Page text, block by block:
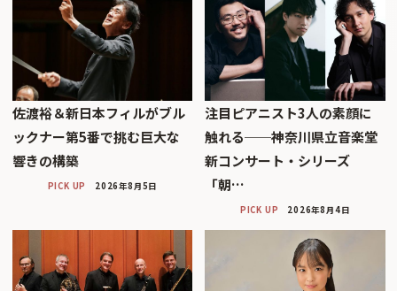
佐渡裕＆新日本フィルがブル
ックナー第5番で挑む巨大な
響きの構築
PICK UP 2026年8月5日
注目ピアニスト3人の素顔に
触れる──神奈川県立音楽堂
新コンサート・シリーズ
「朝…
PICK UP 2026年8月4日